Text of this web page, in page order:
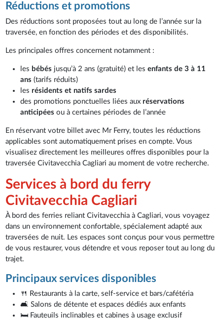
Réductions et promotions
Des réductions sont proposées tout au long de l’année sur la
traversée, en fonction des périodes et des disponibilités.
Les principales offres concernent notamment :
les bébés jusqu’à 2 ans (gratuité) et lesenfants de 3 à 11
ans (tarifs réduits)
les résidents et natifs sardes
des promotions ponctuelles liées aux réservations
anticipées ou à certaines périodes de l’année
En réservant votre billet avec Mr Ferry, toutes les réductions
applicables sont automatiquement prises en compte. Vous
visualisez directement les meilleures offres disponibles pour la
traversée Civitavecchia Cagliari au moment de votre recherche.
Services à bord du ferry
Civitavecchia Cagliari
À bord des ferries reliant Civitavecchia à Cagliari, vous voyagez
dans un environnement confortable, spécialement adapté aux
traversées de nuit. Les espaces sont conçus pour vous permettre
de vous restaurer, vous détendre et vous reposer tout au long du
trajet.
Principaux services disponibles
🍴 Restaurants à la carte, self-service et bars/cafétéria
🛋️ Salons de détente et espaces dédiés aux enfants
🛏️ Fauteuils inclinables et cabines à usage exclusif